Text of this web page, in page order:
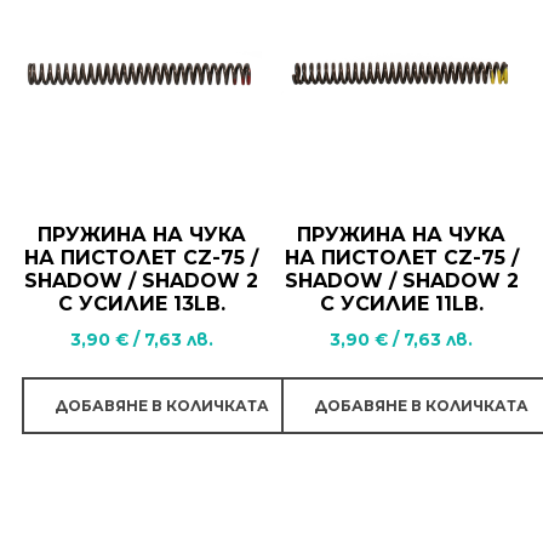
ПРУЖИНА НА ЧУКА
НА ПИСТОЛЕТ CZ-75 /
SHADOW / SHADOW 2
С УСИЛИЕ 13LB.
3,90 € / 7,63 лв.
ДОБАВЯНЕ В КОЛИЧКАТА
ПРУЖИНА НА ЧУКА
НА ПИСТОЛЕТ CZ-75 /
SHADOW / SHADOW 2
С УСИЛИЕ 11LB.
3,90€ / 7,63лв.
ДОБАВЯНЕ В КОЛИЧКАТА